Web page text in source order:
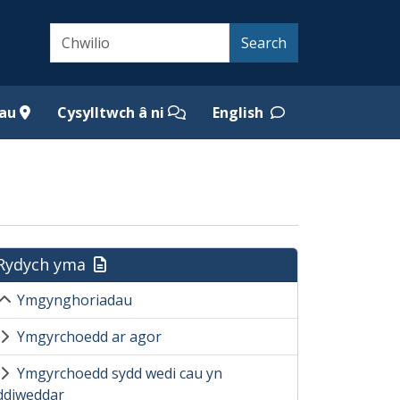
Search Search
Cysylltwch â ni English
yma
Ymgynghoriadau
Ymgyrchoedd ar agor
Ymgyrchoedd sydd wedi cau yn